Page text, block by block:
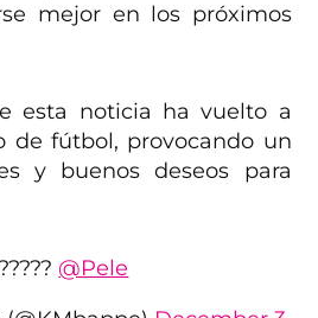
mejor en los próximos
esta noticia ha vuelto a
de fútbol, provocando un
y buenos deseos para
@Pele